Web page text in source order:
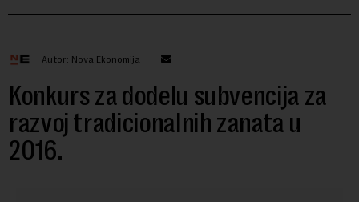
Autor: Nova Ekonomija
Konkurs za dodelu subvencija za
razvoj tradicionalnih zanata u
2016.